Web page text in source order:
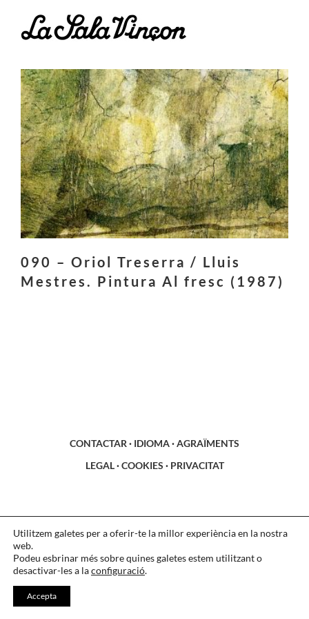
090 – Oriol Treserra / Lluis
Mestres. Pintura Al fresc (1987)
CONTACTAR · IDIOMA·AGRAÏMENTS
LEGAL·COOKIES · PRIVACITAT
Utilitzem galetes per a oferir-te la millor experiència en la nostra
web.
Podeu esbrinar més sobre quines galetes estem utilitzant o
desactivar-les a laconfiguració.
Accepta